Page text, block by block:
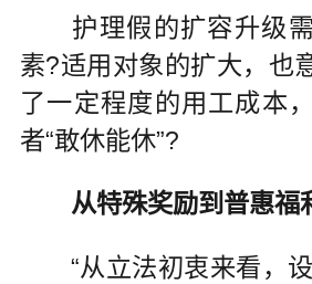
护理假的扩容升级需
素?适用对象的扩大，也
了一定程度的用工成本
者“敢休能休”?
从特殊奖励到普惠福
“从立法初衷来看，设